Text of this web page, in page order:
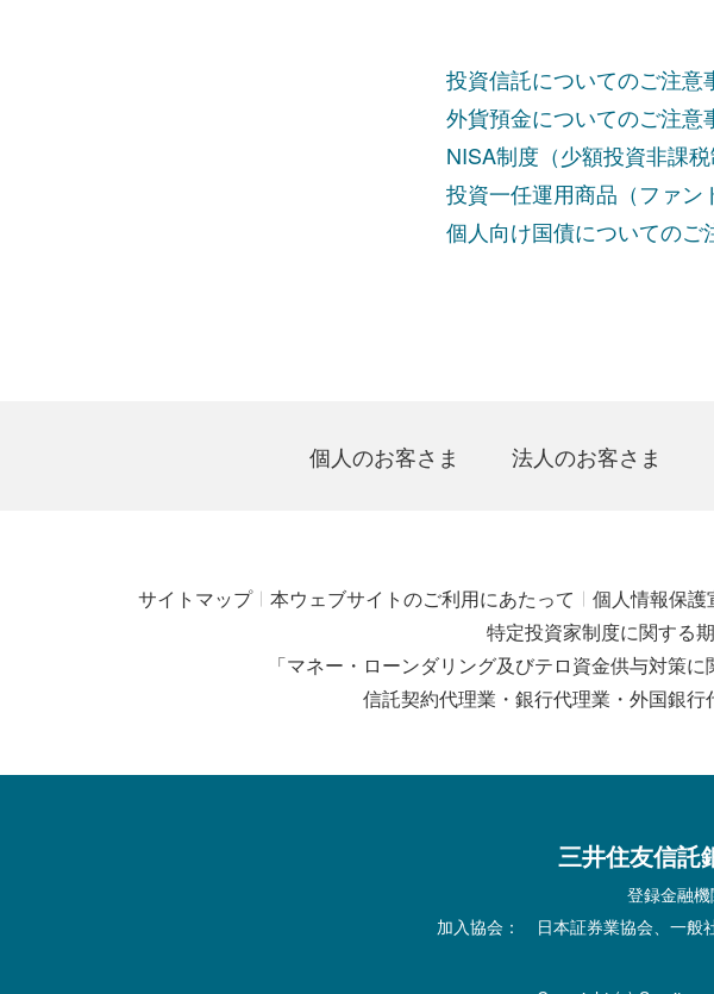
投資信託についてのご注意
外貨預金についてのご注意
NISA制度（少額投資非課
投資一任運用商品（ファン
個人向け国債についてのご
個人のお客さま 法人のお客さま
サイトマップ 本ウェブサイトのご利用にあたって 個人情報保護
特定投資家制度に関する
「マネー・ローンダリング及びテロ資金供与対策
信託契約代理業・銀行代理業・外国銀行
三井住友信託
登録金融
加入協会： 日本証券業協会、一般